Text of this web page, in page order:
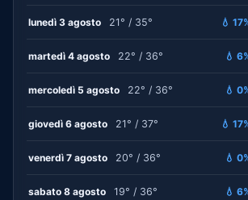
lunedì 3 agosto 21° / 35° 💧
martedì 4 agosto 22° / 36° 💧
mercoledì 5 agosto 22° / 36° 💧
giovedì 6 agosto 21° / 37° 💧
venerdì 7 agosto 20° / 36° 💧
sabato 8 agosto 19° / 36° 💧